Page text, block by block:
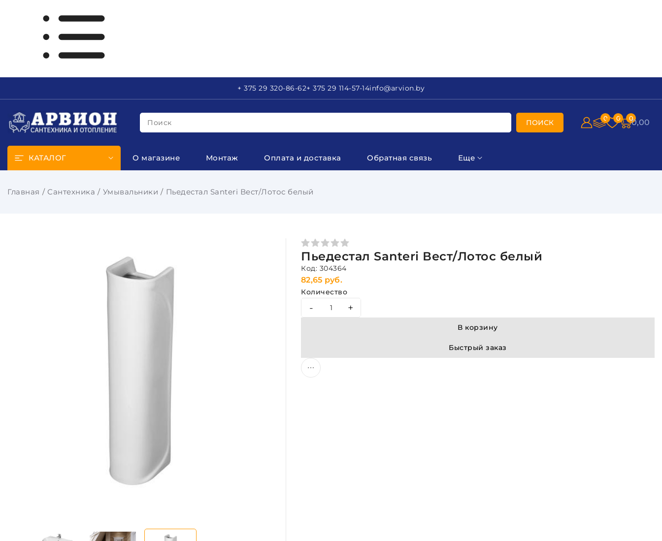
+ 375 29 320-86-62+ 375 29 114-57-14info@arvion.by
Поиск ПОИСК 0 0 00,00
КАТАЛОГ О магазине Монтаж Оплата и доставка Обратная связь Еще
Главная Сантехника Умывальники Пьедестал Santeri Вест/Лотос белый
Пьедестал Santeri Вест/Лотос белый
Код: 304364
82,65 руб.
Количество
- +
В корзину
Быстрый заказ